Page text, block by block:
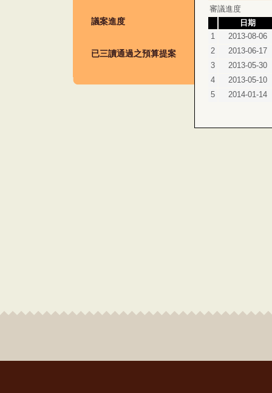
議案進度
已三讀通過之預算提案
審議進度
日期
1
2013-08-06
2
2013-06-17
3
2013-05-30
4
2013-05-10
5
2014-01-14